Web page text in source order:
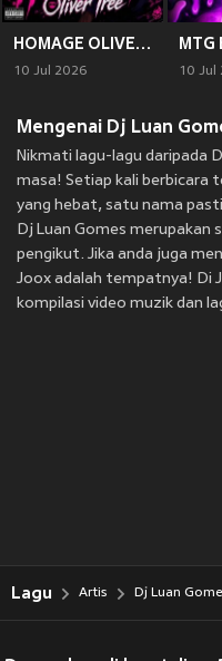
HOMAGE OLIVER TRE (Explicit)
10 Jul 2026
MTG
10 Jul
Mengenai Dj Luan
Nikmati lagu-lagu daripada
masa! Setiap kali berbicara
yang hebat, satu nama
Dj Luan Gomes merupakan
pengikut. Jika anda juga
Joox adalah tempatnya! Di
kompilasi video muzik dan
Lagu Artis Dj Luan